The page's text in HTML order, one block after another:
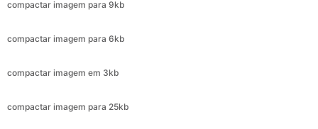
compactar imagem em 3kb
compactar imagem para 25kb
compactar imagem para 600kb
compactar imagem para 300kb